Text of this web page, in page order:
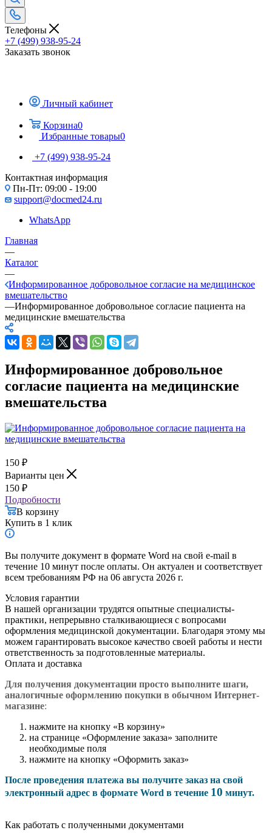
Телефоны
+7 (499) 938-95-24
Заказать звонок
Личный кабинет
Корзина0
Избранные товары0
+7 (499) 938-95-24
Контактная информация
Пн-Пт: 09:00 - 19:00
support@docmed24.ru
WhatsApp
Главная
—
Каталог
—
Информированное добровольное согласие на медицинское
вмешательство
—Информированное добровольное согласие пациента на
медицинские вмешательства
Информированное добровольное
согласие пациента на медицинские
вмешательства
150 ₽
Варианты цен
150 ₽
Подробности
В корзину
Купить в 1 клик
Вы получите документ в формате Word на свой e-mail в
течение 10 минут после оплаты. Он актуален и соответствует
всем требованиям РФ на 06 августа 2026 г.
Условия гарантии
В нашей организации трудятся опытные специалисты-
практики, непрерывно сталкивающиеся с вопросами
оформления медицинской документации. Благодаря этому мы
можем гарантировать высокое качество своей работы и нести
ответственность за подготовленные материалы.
Оплата и доставка
Для получения документации просто выполните шаги,
аналогичные оформлению покупки в обычном Интернет-
магазине:
нажмите на кнопку «В корзину»
на странице «Оформление заказа» заполните
необходимые поля
нажмите на кнопку «Оформить заказ»
После проведения платежа вы получите заказ на свой
электронный адрес в формате Word в течение 10 минут.
Как работать с полученными документами